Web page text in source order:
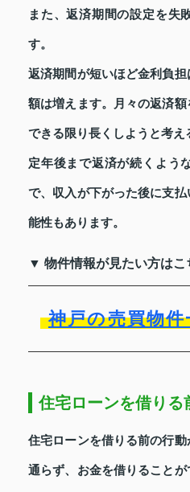
また、返済期間の設定を失
す。
返済期間が短いほど金利負
額は増えます。月々の返済
できる限り長くしようと考え
定年後まで返済が続くよう
で、収入が下がった後に支
能性もあります。
▼ 物件情報が見たい方は
神戸の売買物
住宅ローンを借りる
住宅ローンを借りる前の行
通らず、お金を借りること